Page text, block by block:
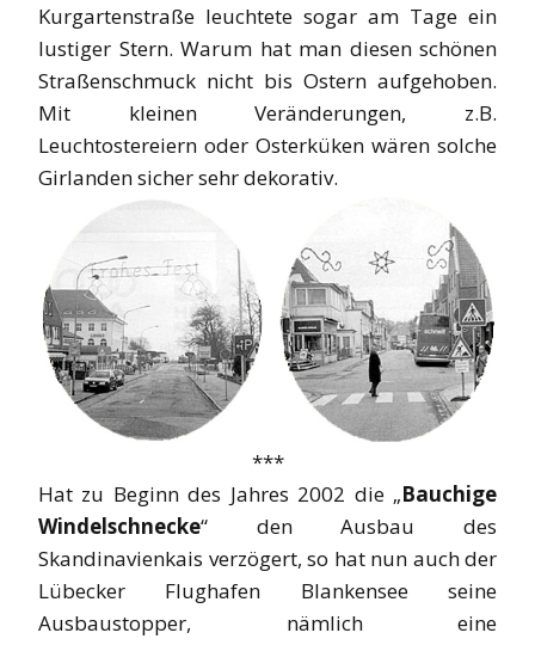
Kurgartenstraße leuchtete sogar am Tage ein
lustiger Stern. Warum hat man diesen schönen
Straßenschmuck nicht bis Ostern aufgehoben.
Mit kleinen Veränderungen, z.B.
Leuchtostereiern oder Osterküken wären solche
Girlanden sicher sehr dekorativ.
***
Hat zu Beginn des Jahres 2002 die „Bauchige
Windelschnecke“ den Ausbau des
Skandinavienkais verzögert, so hat nun auch der
Lübecker Flughafen Blankensee seine
Ausbaustopper, nämlich eine